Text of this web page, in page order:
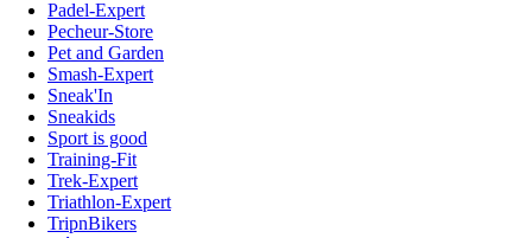
Padel-Expert
Pecheur-Store
Pet and Garden
Smash-Expert
Sneak'In
Sneakids
Sport is good
Training-Fit
Trek-Expert
Triathlon-Expert
TripnBikers